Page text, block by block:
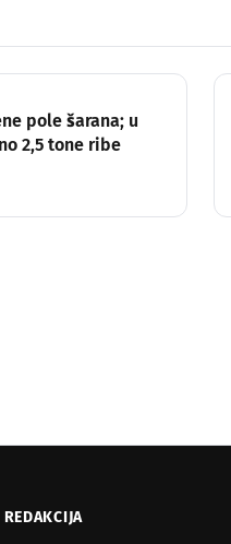
pole šarana; u
2,5 tone ribe
REDAKCIJA